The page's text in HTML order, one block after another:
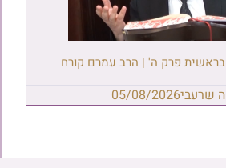
פרק ה' | הרב עמרם קורח
שרעבי05/08/2026